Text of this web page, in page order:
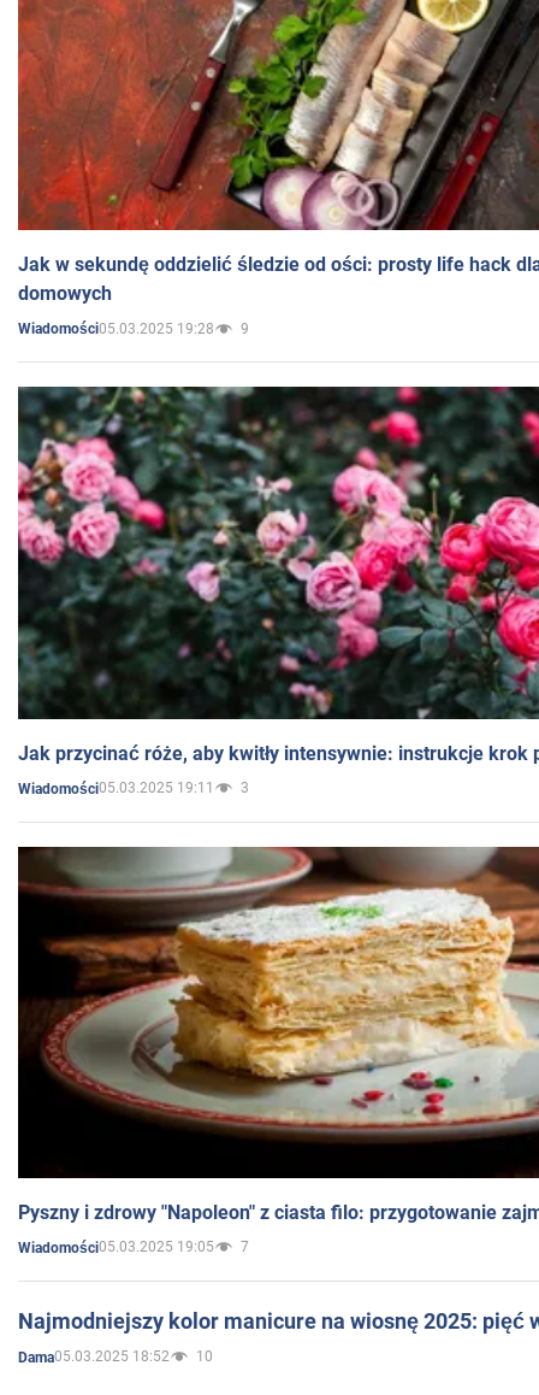
Jak w sekundę oddzielić śledzie od ości: prosty life hack
domowych
Wiadomości05.03.2025 19:28 9
Jak przycinać róże, aby kwitły intensywnie: instrukcje krok
Wiadomości05.03.2025 19:11 3
Pyszny i zdrowy "Napoleon" z ciasta filo: przygotowanie
Wiadomości05.03.2025 19:05 7
Najmodniejszy kolor manicure na wiosnę 2025: pięć
Dama05.03.2025 18:52 10